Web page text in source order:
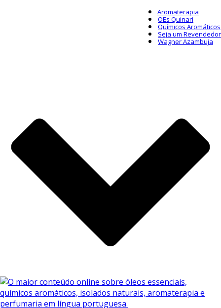
Aromaterapia
OEs Quinarí
Químicos Aromáticos
Seja um Revendedor
Wagner Azambuja